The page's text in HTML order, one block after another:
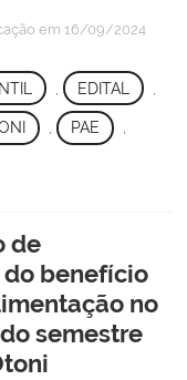
em 16/09/2024
EDITAL
, PAE ,
de
benefício
no
semestre